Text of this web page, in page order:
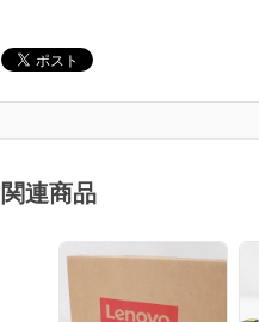
関連商品